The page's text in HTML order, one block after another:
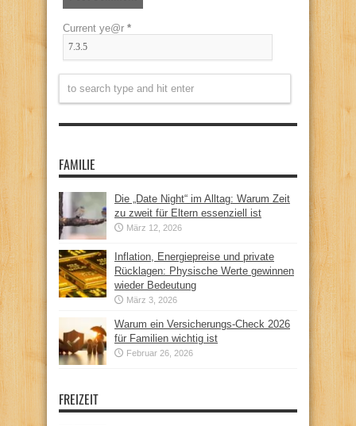
Current ye@r *
FAMILIE
Die „Date Night“ im Alltag: Warum Zeit
zu zweit für Eltern essenziell ist
März 12, 2026
Inflation, Energiepreise und private
Rücklagen: Physische Werte gewinnen
wieder Bedeutung
März 3, 2026
Warum ein Versicherungs-Check 2026
für Familien wichtig ist
Februar 26, 2026
FREIZEIT